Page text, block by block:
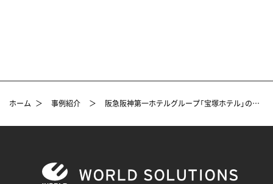
ホーム ＞ 事例紹介 ＞ 阪急阪神第一ホテルグループ「宝塚ホテル」の什器家具製作事例